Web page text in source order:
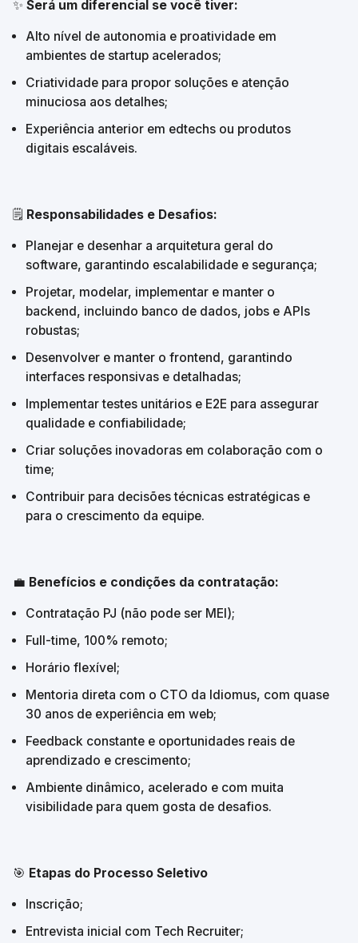
✨ Será um diferencial se você tiver:
Alto nível de autonomia e proatividade em
ambientes de startup acelerados;
Criatividade para propor soluções e atenção
minuciosa aos detalhes;
Experiência anterior em edtechs ou produtos
digitais escaláveis.
🗒️ Responsabilidades e Desafios:
Planejar e desenhar a arquitetura geral do
software, garantindo escalabilidade e segurança;
Projetar, modelar, implementar e manter o
backend, incluindo banco de dados, jobs e APIs
robustas;
Desenvolver e manter o frontend, garantindo
interfaces responsivas e detalhadas;
Implementar testes unitários e E2E para assegurar
qualidade e confiabilidade;
Criar soluções inovadoras em colaboração com o
time;
Contribuir para decisões técnicas estratégicas e
para o crescimento da equipe.
💼 Benefícios e condições da contratação:
Contratação PJ (não pode ser MEI);
Full-time, 100% remoto;
Horário flexível;
Mentoria direta com o CTO da Idiomus, com quase
30 anos de experiência em web;
Feedback constante e oportunidades reais de
aprendizado e crescimento;
Ambiente dinâmico, acelerado e com muita
visibilidade para quem gosta de desafios.
🎯 Etapas do Processo Seletivo
Inscrição;
Entrevista inicial com Tech Recruiter;